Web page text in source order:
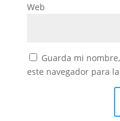
Web
Guarda mi
este navegador para